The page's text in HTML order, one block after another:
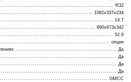
R32
1082x337x234
14.7
890x673x342
52.9
опция
Да
Да
Да
Да
GMCC